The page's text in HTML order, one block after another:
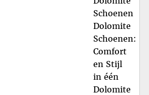
Schoenen
Dolomite
Schoenen:
Comfort
en Stijl
in één
Dolomite